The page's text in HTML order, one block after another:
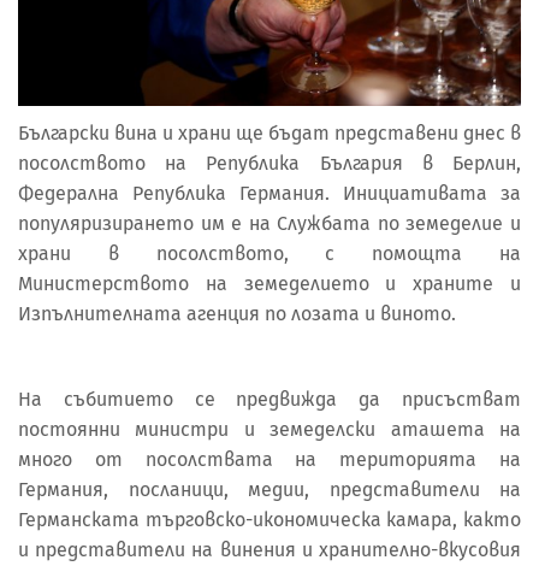
Български вина и храни ще бъдат представени днес в
посолството на Република България в Берлин,
Федерална Република Германия. Инициативата за
популяризирането им е на Службата по земеделие и
храни в посолството, с помощта на
Министерството на земеделието и храните и
Изпълнителната агенция по лозата и виното.
На събитието се предвижда да присъстват
постоянни министри и земеделски аташета на
много от посолствата на територията на
Германия, посланици, медии, представители на
Германската търговско-икономическа камара, както
и представители на винения и хранително-вкусовия